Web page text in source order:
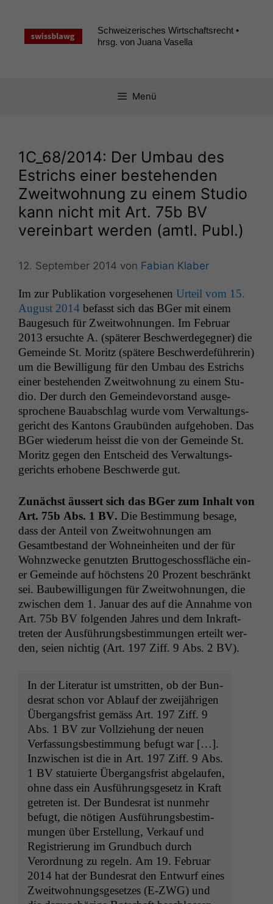
springen
Schweizerisches Wirtschaftsrecht •
hrsg. von Juana Vasella
Menü
1C_68/2014: Der Umbau des
Estrichs einer bestehenden
Zweitwohnung zu einem Studio
kann nicht mit Art. 75b BV
vereinbart werden (amtl. Publ.)
12. September 2014 von Fabian Klaber
Im zur Pub­lika­tion vorge­se­henen Urteil vom 15.
August 2014 befasst sich das BGer mit einem
Bauge­such für Zweit­woh­nun­gen. Im Feb­ru­ar
2013 ersuchte A. (später­er Beschw­erdegeg­n­er) die
Gemeinde St. Moritz (spätere Beschw­erde­führerin)
um die Bewil­li­gung für den Umbau des Estrichs
ein­er beste­hen­den Zweit­woh­nung zu einem Stu­
dio. Der durch den Gemein­de­vor­stand aus­ge­
sproch­ene Bauab­schlag wurde vom Ver­wal­tungs­
gericht des Kan­tons Graubün­den aufge­hoben. Das
BGer wiederum heisst die von der Gemeinde St.
Moritz gegen den Entscheid des Ver­wal­tungs­
gerichts erhobene Beschw­erde gut.
Zunächst äussert sich das BGer zum Inhalt von
Art. 75b Abs. 1 BV. Die Bes­tim­mung besage,
dass der Anteil von Zweit­woh­nun­gen am
Gesamtbe­stand der Wohnein­heit­en und der für
Wohnzwecke genutzten Brut­to­geschoss­fläche ein­
er Gemeinde auf höch­stens 20 Prozent beschränkt
sei. Baube­wil­li­gun­gen für Zweit­woh­nun­gen, die
zwis­chen dem 1. Jan­u­ar des auf die Annahme von
Art. 75b BV fol­gen­den Jahres und dem Inkraft­
treten der Aus­führungs­bes­tim­mungen erteilt wer­
den, seien nichtig (Art. 197 Ziff. 9 Abs. 2 BV).
In der Lit­er­atur ist umstrit­ten, ob der Bun­
desrat schon vor Ablauf der zwei­jähri­gen
Über­gangs­frist gemäss Art. 197 Ziff. 9
Abs. 1 BV zur Vol­lziehung der neuen
Ver­fas­sungs­bes­tim­mung befugt war […].
Inzwis­chen ist die in Art. 197 Ziff. 9 Abs.
1 BV sta­tu­ierte Über­gangs­frist abge­laufen,
ohne dass ein Aus­führungs­ge­setz in Kraft
getreten ist. Der Bun­desrat ist nun­mehr
befugt, die nöti­gen Aus­führungs­bes­tim­
mungen über Erstel­lung, Verkauf und
Reg­istrierung im Grund­buch durch
Verord­nung zu regeln. Am 19. Feb­ru­ar
2014 hat der Bun­desrat den Entwurf eines
Zweit­woh­nungs­ge­set­zes (E‑ZWG) und